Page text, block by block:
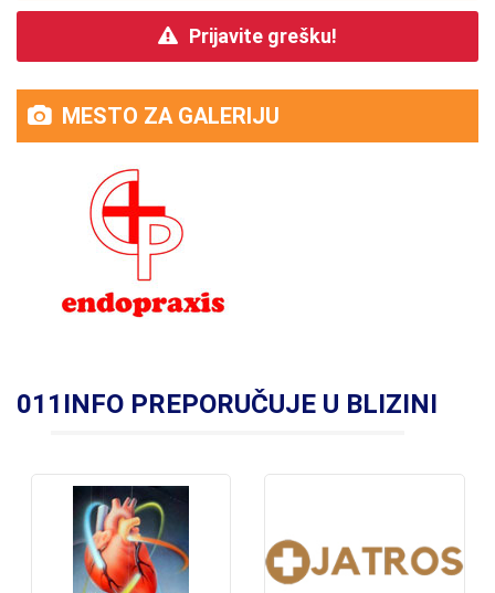
Prijavite grešku!
MESTO ZA GALERIJU
011INFO PREPORUČUJE U BLIZINI